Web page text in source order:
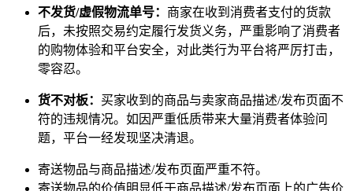
不发货/虚假物流单号： 商家在收到消费者支付的货款
后，未按照交易约定履行发货义务，严重影响了消费者
的购物体验和平台安全，对此类行为平台将严厉打击，
零容忍。
货不对板： 买家收到的商品与卖家商品描述/发布页面不
符的违规情况。如因严重低质带来大量消费者体验问
题，平台一经发现坚决清退。
寄送物品与商品描述/发布页面严重不符。
寄送物品的价值明显低于商品描述/发布页面上的广告价